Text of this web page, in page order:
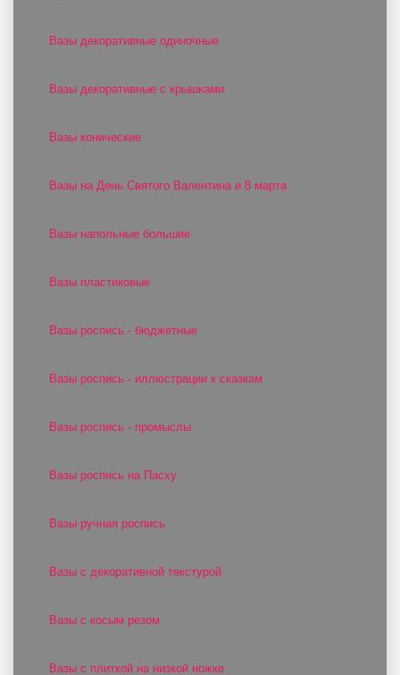
Вазы декоративные одиночные
Вазы декоративные с крышками
Вазы конические
Вазы на День Святого Валентина и 8 марта
Вазы напольные большие
Вазы пластиковые
Вазы роспись - бюджетные
Вазы роспись - иллюстрации к сказкам
Вазы роспись - промыслы
Вазы роспись на Пасху
Вазы ручная роспись
Вазы с декоративной текстурой
Вазы с косым резом
Вазы с плиткой на низкой ножке